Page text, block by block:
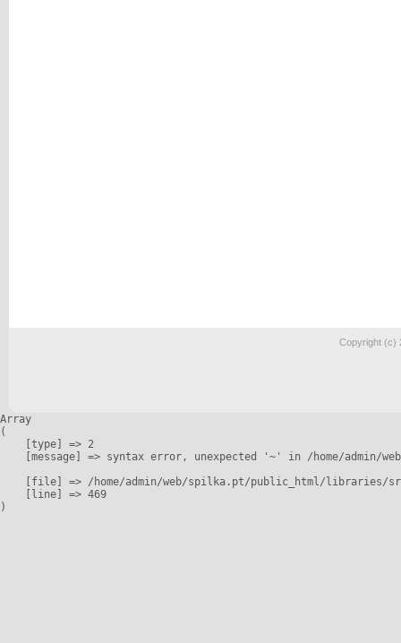
Copyright (c)
Array
(
    [type] => 2
[message] => syntax error, unexpected '~' in /home/admin/
[file] => /home/admin/web/spilka.pt/public_html/libraries/
    [line] => 469